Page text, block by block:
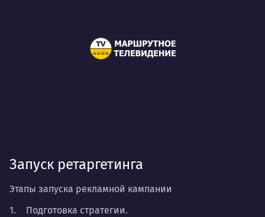
Запуск ретаргетинга
Этапы запуска рекламной кампании
Подготовка стратегии.